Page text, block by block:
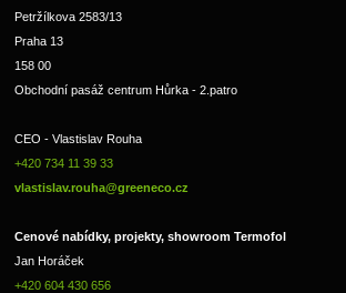
Petržílkova 2583/13
Praha 13
158 00
Obchodní pasáž centrum Hůrka - 2.patro
CEO - Vlastislav Rouha
+420 734 11 39 33
vlastislav.rouha@greeneco.cz
Cenové nabídky, projekty, showroom Termofol
Jan Horáček
+420 604 430 656